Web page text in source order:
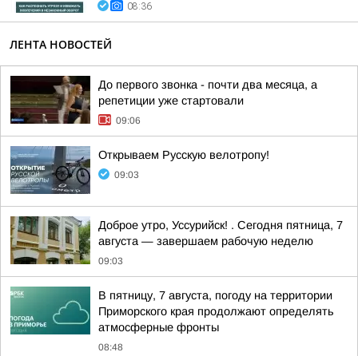
08:36
ЛЕНТА НОВОСТЕЙ
До первого звонка - почти два месяца, а
репетиции уже стартовали
09:06
Открываем Русскую велотропу!
09:03
Доброе утро, Уссурийск! . Сегодня пятница, 7
августа — завершаем рабочую неделю
09:03
В пятницу, 7 августа, погоду на территории
Приморского края продолжают определять
атмосферные фронты
08:48